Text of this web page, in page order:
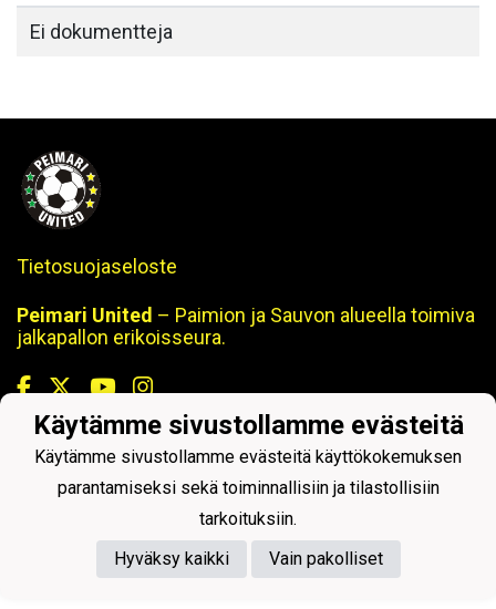
Ei dokumentteja
Tietosuojaseloste
Peimari United – Paimion ja Sauvon alueella toimiva
jalkapallon erikoisseura.
Powered by
Käytämme sivustollamme evästeitä
Käytämme sivustollamme evästeitä käyttökokemuksen
parantamiseksi sekä toiminnallisiin ja tilastollisiin
tarkoituksiin.
Hyväksy kaikki
Vain pakolliset